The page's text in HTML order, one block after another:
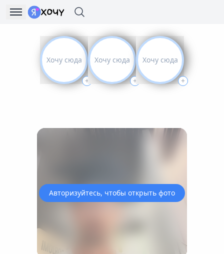
Хочу сюда
+
Хочу сюда
+
Хочу сюда
+
Авторизуйтесь, чтобы открыть фото